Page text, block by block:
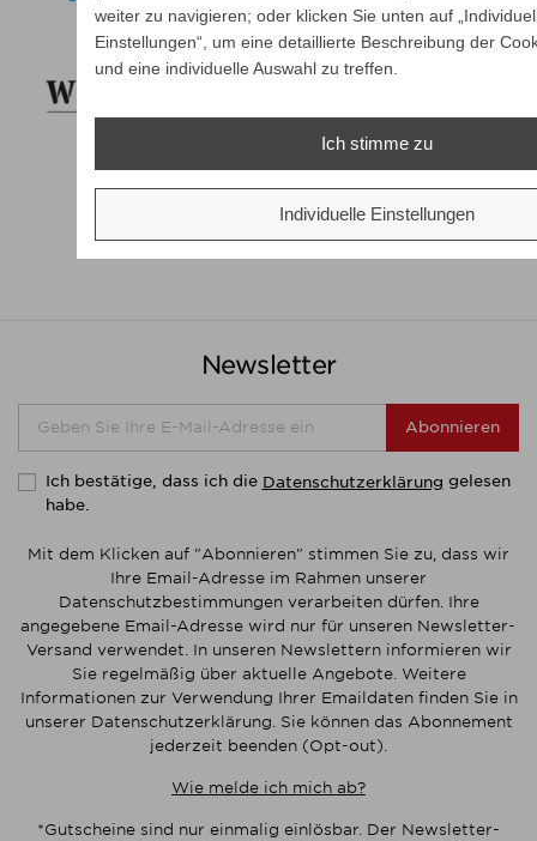
Newsletter
Abonnieren
Ich bestätige, dass ich die Datenschutzerklärung gelesen
habe.
Mit dem Klicken auf "Abonnieren" stimmen Sie zu, dass wir
Ihre Email-Adresse im Rahmen unserer
Datenschutzbestimmungen verarbeiten dürfen. Ihre
angegebene Email-Adresse wird nur für unseren Newsletter-
Versand verwendet. In unseren Newslettern informieren wir
Sie regelmäßig über aktuelle Angebote. Weitere
Informationen zur Verwendung Ihrer Emaildaten finden Sie in
unserer Datenschutzerklärung. Sie können das Abonnement
jederzeit beenden (Opt-out).
Wie melde ich mich ab?
*Gutscheine sind nur einmalig einlösbar. Der Newsletter-
weiter zu navigieren; oder klicken Sie unten auf
Einstellungen“, um eine detaillierte Beschreibung der
und eine individuelle Auswahl zu treffen.
Ich stimme zu
Individuelle Einstellungen